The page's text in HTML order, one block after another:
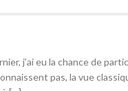
j’ai eu la chance de
pas, la vue